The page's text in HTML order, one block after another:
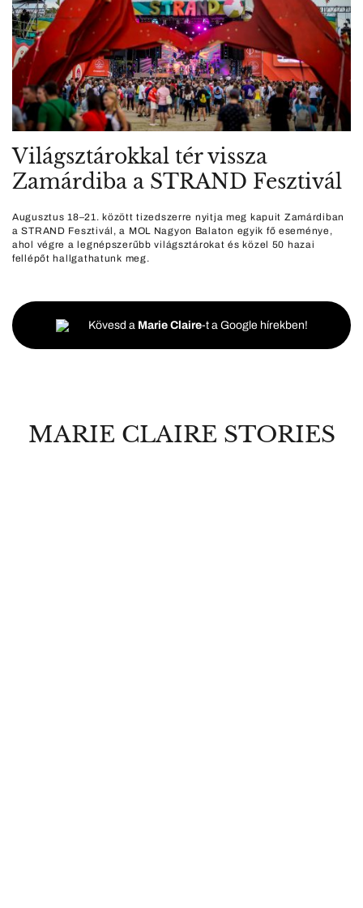
Világsztárokkal tér vissza
Zamárdiba a STRAND Fesztivál
Augusztus 18–21. között tizedszerre nyitja meg kapuit Zamárdiban
a STRAND Fesztivál, a MOL Nagyon Balaton egyik fő eseménye,
ahol végre a legnépszerűbb világsztárokat és közel 50 hazai
fellépőt hallgathatunk meg.
Kövesd a Marie Claire-t a Google hírekben!
MARIE CLAIRE STORIES